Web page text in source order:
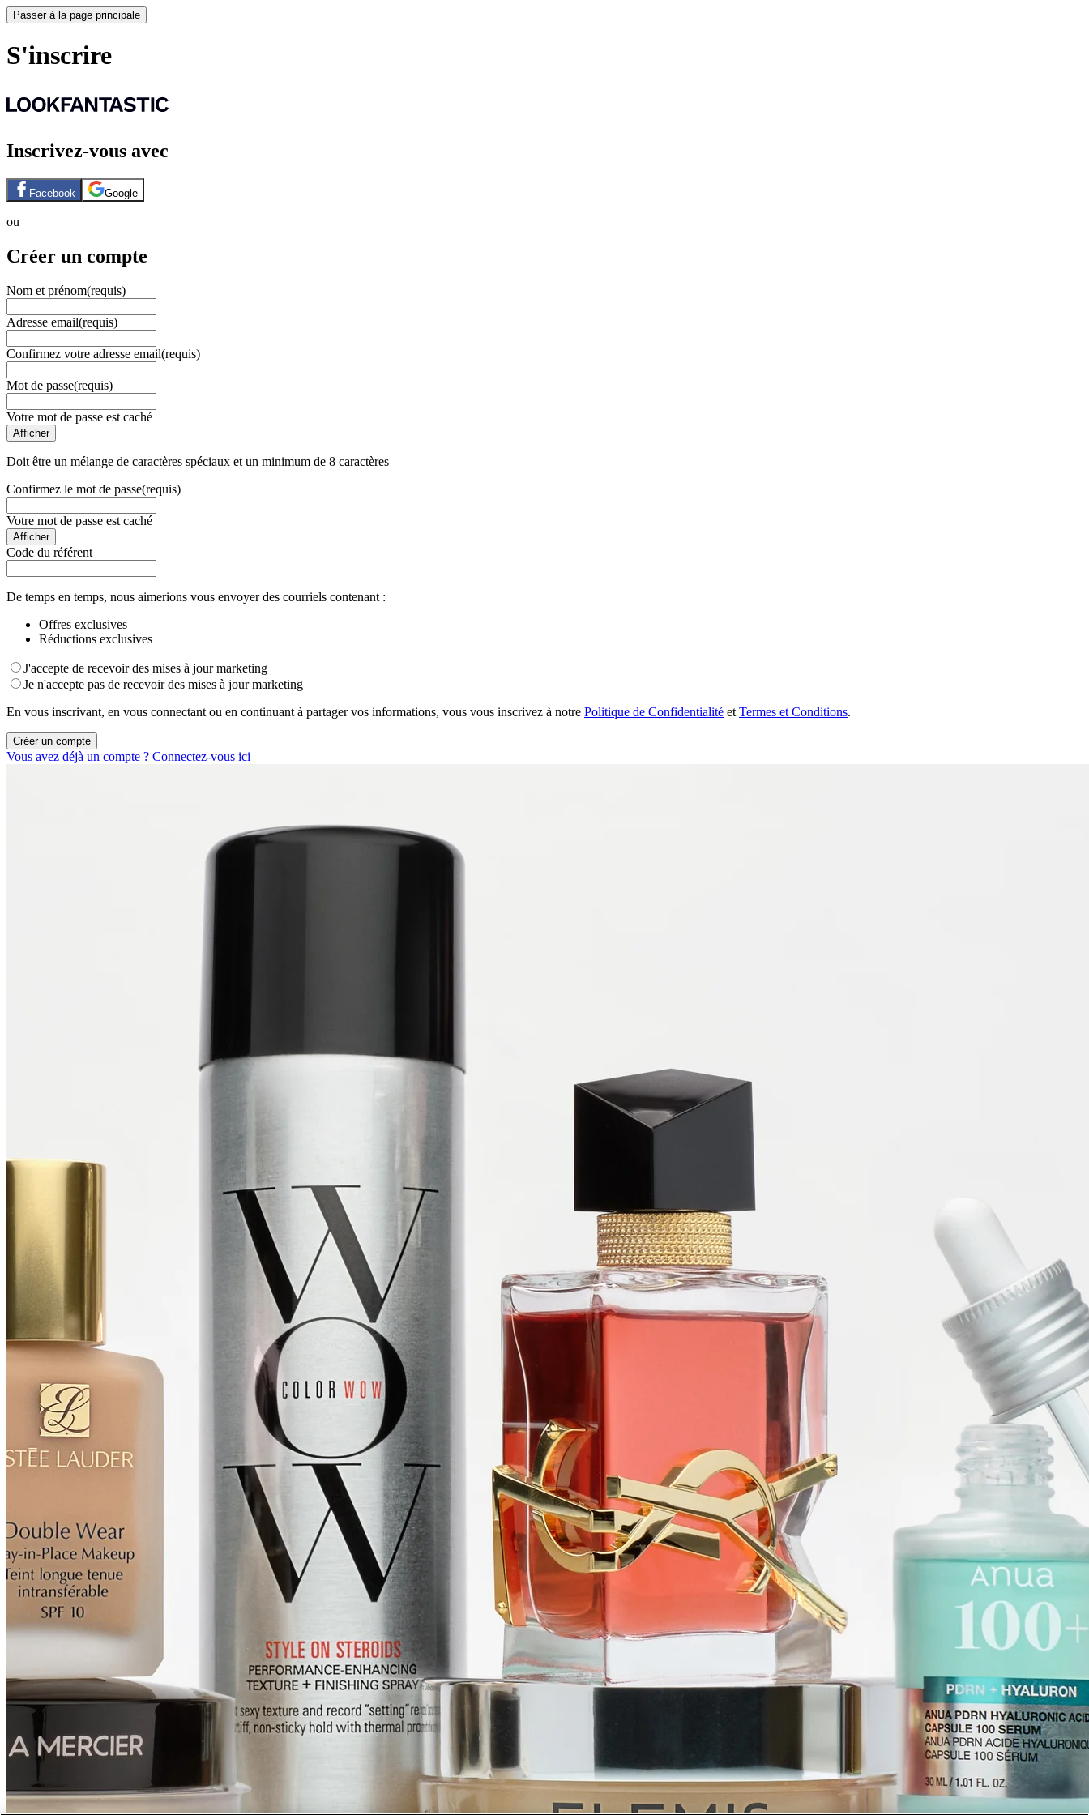
Passer à la page principale
S'inscrire
Inscrivez-vous avec
Facebook Google
ou
Créer un compte
Nom et prénom(requis)
Adresse email(requis)
Confirmez votre adresse email(requis)
Mot de passe(requis)
Votre mot de passe est caché
Afficher
Doit être un mélange de caractères spéciaux et un minimum de 8 caractères
Confirmez le mot de passe(requis)
Votre mot de passe est caché
Afficher
Code du référent
De temps en temps, nous aimerions vous envoyer des courriels contenant :
Offres exclusives
Réductions exclusives
J'accepte de recevoir des mises à jour marketing
Je n'accepte pas de recevoir des mises à jour marketing
En vous inscrivant, en vous connectant ou en continuant à partager vos informations, vous vous inscrivez à notre Politique de Confidentialité et Termes et Conditions.
Créer un compte
Vous avez déjà un compte ? Connectez-vous ici